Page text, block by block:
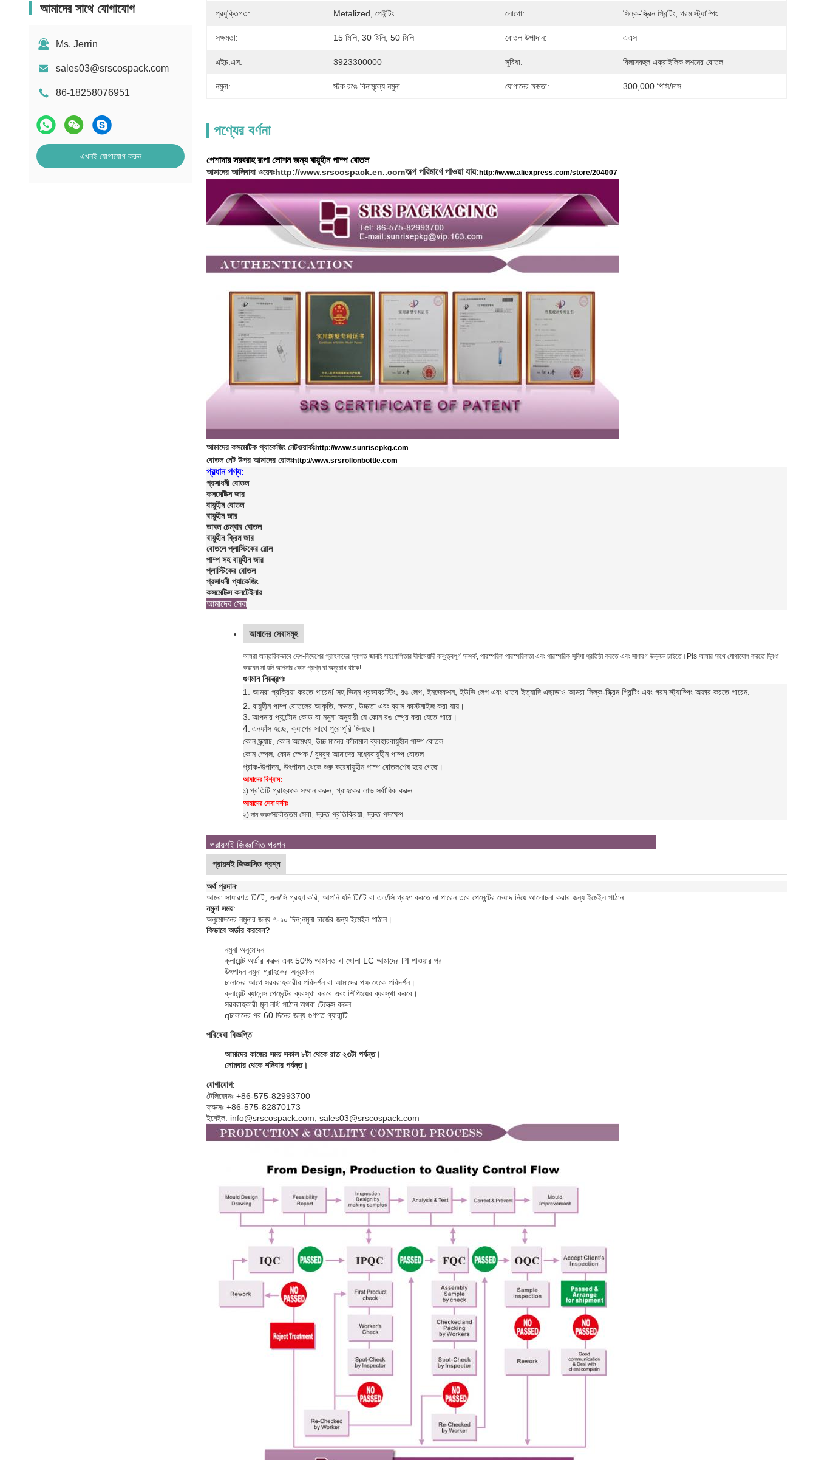
আমাদের সাথে যোগাযোগ
Ms. Jerrin
sales03@srscospack.com
86-18258076951
এখনই যোগাযোগ করুন
প্রযুক্তিগত: Metalized, পেইন্টিং লোগো: সিল্ক-স্ক্রিন প্রিন্টিং, গরম স্ট্যাম্পিং
সক্ষমতা: 15 মিলি, 30 মিলি, 50 মিলি বোতল উপাদান: এএস
এইচ.এস: 3923300000 সুবিধা: বিলাসবহুল এক্রাইলিক লশনের বোতল
নমুনা: স্টক রঙে বিনামূল্যে নমুনা যোগানের ক্ষমতা: 300,000 পিসি/মাস
পণ্যের বর্ণনা
পেশাদার সরবরাহ রূপা লোশন জন্য বায়ুহীন পাম্প বোতল
আমাদের আলিবাবা ওয়েবঃhttp://www.srscospack.en..comঅল্প পরিমাণে পাওয়া যায়: http://www.aliexpress.com/store/204007
আমাদের কসমেটিক প্যাকেজিং নেটওয়ার্কঃhttp://www.sunrisepkg.com
বোতল নেট উপর আমাদের রোলঃhttp://www.srsrollonbottle.com
প্রধান পণ্য:
প্রসাধনী বোতল
কসমেটিক্স জার
বায়ুহীন বোতল
বায়ুহীন জার
ডাবল চেম্বার বোতল
বায়ুহীন ক্রিম জার
বোতলে প্লাস্টিকের রোল
পাম্প সহ বায়ুহীন জার
প্লাস্টিকের বোতল
প্রসাধনী প্যাকেজিং
কসমেটিক্স কনটেইনার
আমাদের সেবা
আমাদের সেবাসমূহ
আমরা আন্তরিকভাবে দেশ-বিদেশের গ্রাহকদের স্বাগত জানাই সহযোগিতার দীর্ঘমেয়াদী বন্ধুত্বপূর্ণ সম্পর্ক, পারস্পরিক পারস্পরিকতা এবং পারস্পরিক সুবিধা প্রতিষ্ঠা করতে এবং সাধারণ উন্নয়ন চাইতে।Pls আমার সাথে যোগাযোগ করতে দ্বিধা
করবেন না যদি আপনার কোন প্রশ্ন বা অনুরোধ থাকে!
গুণমান নিয়ন্ত্রণঃ
1. আমরা প্রক্রিয়া করতে পারেনf সহ ভিন্ন প্রভাবরস্টিং, রঙ লেপ, ইনজেকশন, ইউভি লেপ এবং ধাতব ইত্যাদি এছাড়াও আমরা সিল্ক-স্ক্রিন প্রিন্টিং এবং গরম স্ট্যাম্পিং অফার করতে পারেন.
2. বায়ুহীন পাম্প বোতলের আকৃতি, ক্ষমতা, উচ্চতা এবং ব্যাস কাস্টমাইজ করা যায়।
3. আপনার প্যান্টোন কোড বা নমুনা অনুযায়ী যে কোন রঙ স্প্রে করা যেতে পারে।
4. এনফাঁস হচ্ছে, ক্যাপের সাথে পুরোপুরি মিলছে।
কোন স্ক্র্যাচ, কোন অমেধ্য, উচ্চ মানের কাঁচামাল ব্যবহারবায়ুহীন পাম্প বোতল
কোন স্প্লে, কোন স্পেক / বুদবুদ আমাদের মধ্যেবায়ুহীন পাম্প বোতল
প্রাক-উত্পাদন, উৎপাদন থেকে শুরু করেবায়ুহীন পাম্প বোতলশেষ হয়ে গেছে।
আমাদের বিশ্বাস:
১) প্রতিটি গ্রাহককে সম্মান করুন, গ্রাহকের লাভ সর্বাধিক করুন
আমাদের সেবা দর্শনঃ
২) দান করুনসর্বোত্তম সেবা, দ্রুত প্রতিক্রিয়া, দ্রুত পদক্ষেপ
প্রায়শই জিজ্ঞাসিত প্রশ্ন
প্রায়শই জিজ্ঞাসিত প্রশ্ন
অর্থ প্রদান:
আমরা সাধারণত টি/টি, এল/সি গ্রহণ করি, আপনি যদি টি/টি বা এল/সি গ্রহণ করতে না পারেন তবে পেমেন্টের মেয়াদ নিয়ে আলোচনা করার জন্য ইমেইল পাঠান
নমুনা সময়:
অনুমোদনের নমুনার জন্য ৭-১০ দিন;নমুনা চার্জের জন্য ইমেইল পাঠান।
কিভাবে অর্ডার করবেন?
নমুনা অনুমোদন
ক্লায়েন্ট অর্ডার করুন এবং 50% আমানত বা খোলা LC আমাদের PI পাওয়ার পর
উৎপাদন নমুনা গ্রাহকের অনুমোদন
চালানের আগে সরবরাহকারীর পরিদর্শন বা আমাদের পক্ষ থেকে পরিদর্শন।
ক্লায়েন্ট ব্যালেন্স পেমেন্টের ব্যবস্থা করবে এবং শিপিংয়ের ব্যবস্থা করবে।
সরবরাহকারী মূল নথি পাঠান অথবা টেলেক্স করুন
qচালানের পর 60 দিনের জন্য গুণগত গ্যারান্টি
পরিষেবা বিজ্ঞপ্তি
আমাদের কাজের সময় সকাল ৮টা থেকে রাত ২৩টা পর্যন্ত।
সোমবার থেকে শনিবার পর্যন্ত।
যোগাযোগ:
টেলিফোনঃ +86-575-82993700
ফ্যাক্সঃ +86-575-82870173
ইমেইল: info@srscospack.com; sales03@srscospack.com